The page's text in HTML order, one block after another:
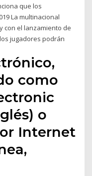
que los
La multinacional
con el lanzamiento de
jugadores podrán
como
o
Internet